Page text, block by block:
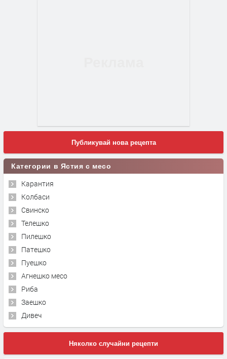
Публикувай нова рецепта
Категории в Ястия с месо
Карантия
Колбаси
Свинско
Телешко
Пилешко
Патешко
Пуешко
Агнешко месо
Риба
Заешко
Дивеч
Няколко случайни рецепти